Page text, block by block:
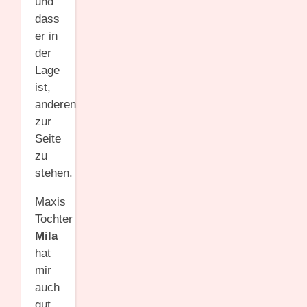
dass
er in
der
Lage
ist,
anderen
zur
Seite
zu
stehen.
Maxis
Tochter
Mila
hat
mir
auch